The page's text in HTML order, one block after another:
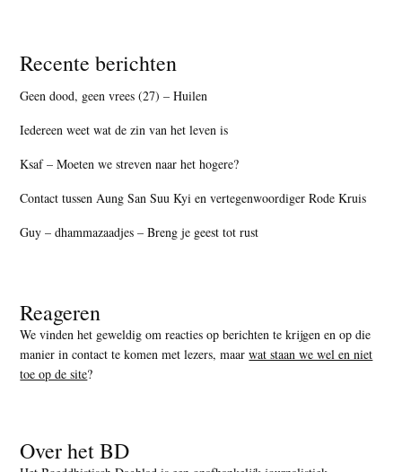
Recente berichten
Geen dood, geen vrees (27) – Huilen
Iedereen weet wat de zin van het leven is
Ksaf – Moeten we streven naar het hogere?
Contact tussen Aung San Suu Kyi en vertegenwoordiger Rode Kruis
Guy – dhammazaadjes – Breng je geest tot rust
Reageren
We vinden het geweldig om reacties op berichten te krijgen en op die
manier in contact te komen met lezers, maarwat staan we wel en niet
toe op de site?
Over het BD